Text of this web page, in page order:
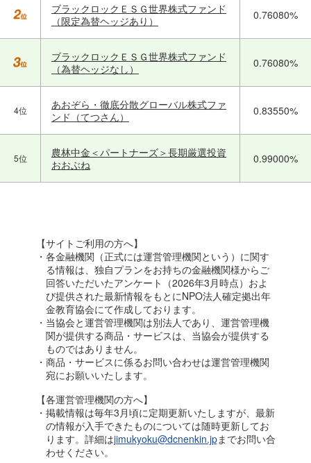
ブラックロックＥＳＧ世界株式ファンド
（限定為替ヘッジあり）
0.76080%
ブラックロックＥＳＧ世界株式ファンド
（為替ヘッジなし）
0.76080%
4位
あおぞら・徹底分散グローバル株式ファ
ンド（てつさん）
0.83550%
5位
農林中金＜パートナーズ＞長期厳選投資
おおぶね
0.99000%
【サイトご利用の方へ】
・各金融機関（正式には運営管理機関という）に関す
る情報は、独自プランをお持ちの金融機関様からご
回答いただいたアンケート（2026年3月時点）およ
び提供された最新情報をもとにNPO法人確定拠出年
金教育協会にて作成しております。
・当協会と運営管理機関は別法人であり、運営管理機
関が提供する商品・サービスは、当協会が提供する
ものではありません。
・商品・サービスに係るお問い合わせは運営管理機関
宛にお願いいたします。
【各運営管理機関の方へ】
・掲載情報は毎年3月頃に定期更新いたしますが、最新
の情報が入手できたものについては随時更新してお
ります。詳細はjimukyoku@dcnenkin.jpまでお問い合
わせください。